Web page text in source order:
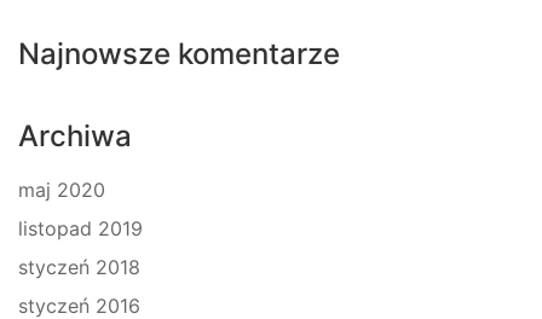
Najnowsze komentarze
Archiwa
maj 2020
listopad 2019
styczeń 2018
styczeń 2016